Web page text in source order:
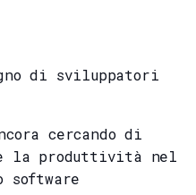
di sviluppatori
cercando di
la produttività nel
software